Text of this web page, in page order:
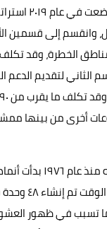
وأشار إلى
وانقسم إلى قسمين
الثاني لتقديم
لمشروعات أخرى من
وأوضح "إبراهيم" أنه
السكنية،
ما تسبب في ظهور